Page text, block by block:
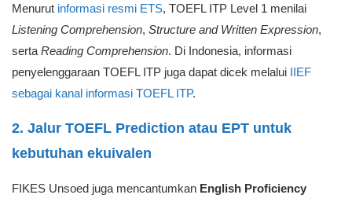
Dua Jalur yang Bisa Dipilih Calon
Pendaftar
Karena ketentuan FIKES Unsoed memuat TOEFL ITP ETS dan
dokumen yang dapat disetarakan, pendaftar perlu memilih jalur
1. Jalur TOEFL ITP ETS untuk pilihan paling